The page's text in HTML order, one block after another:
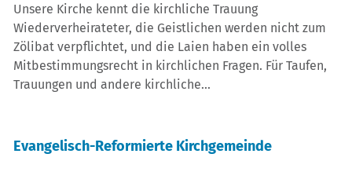
Unsere Kirche kennt die kirchliche Trauung
Wiederverheirateter, die Geistlichen werden nicht zum
Zölibat verpflichtet, und die Laien haben ein volles
Mitbestimmungsrecht in kirchlichen Fragen. Für Taufen,
Trauungen und andere kirchliche...
Evangelisch-Reformierte Kirchgemeinde